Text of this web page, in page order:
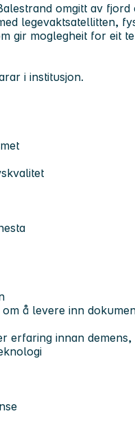
omgitt av fjord
legevaktsatellitten,
gir moglegheit for eit
i institusjon.
å levere inn
erfaring innan demens,